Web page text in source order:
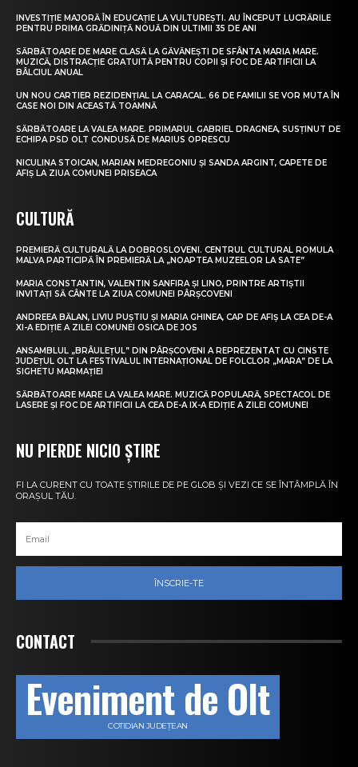
INVESTIȚIE MAJORĂ ÎN EDUCAȚIE LA VULTUREȘTI. AU ÎNCEPUT LUCRĂRILE
PENTRU PRIMA GRĂDINIȚĂ NOUĂ DIN ULTIMII 35 DE ANI
SĂRBĂTOARE DE MARE CLASĂ LA GĂVĂNEȘTI DE SFÂNTA MARIA MARE.
MUZICĂ, DISTRACȚIE GRATUITĂ PENTRU COPII ȘI FOC DE ARTIFICII LA
BÂLCIUL ANUAL
UN NOU CARTIER REZIDENȚIAL LA CARACAL. 66 DE FAMILII SE VOR MUTA ÎN
CASE NOI DIN ACEASTĂ TOAMNĂ
SĂRBĂTOARE LA VALEA MARE. PRIMARUL GABRIEL DRAGNEA, SUSȚINUT DE
ECHIPA PSD OLT CONDUSĂ DE MARIUS OPRESCU
NICULINA STOICAN, MARIAN MEDREGONIU ȘI SANDA ARGINT, CAPETE DE
AFIȘ LA ZIUA COMUNEI PRISEACA
CULTURĂ
PREMIERĂ CULTURALĂ LA DOBROSLOVENI. CENTRUL CULTURAL ROMULA
MALVA PARTICIPĂ ÎN PREMIERĂ LA „NOAPTEA MUZEELOR LA SATE”
MARIA CONSTANTIN, VALENTIN SANFIRA ȘI LINO, PRINTRE ARTIȘTII
INVITAȚI SĂ CÂNTE LA ZIUA COMUNEI PÂRȘCOVENI
ANDREEA BĂLAN, LIVIU PUȘTIU ȘI MARIA GHINEA, CAP DE AFIȘ LA CEA DE-A
XI-A EDIȚIE A ZILEI COMUNEI OSICA DE JOS
ANSAMBLUL „BRÂULEȚUL” DIN PÂRȘCOVENI A REPREZENTAT CU CINSTE
JUDEȚUL OLT LA FESTIVALUL INTERNAȚIONAL DE FOLCLOR „MARA” DE LA
SIGHETU MARMAȚIEI
SĂRBĂTOARE MARE LA VALEA MARE. MUZICĂ POPULARĂ, SPECTACOL DE
LASERE ȘI FOC DE ARTIFICII LA CEA DE-A IX-A EDIȚIE A ZILEI COMUNEI
NU PIERDE NICIO ȘTIRE
FI LA CURENT CU TOATE ȘTIRILE DE PE GLOB ȘI VEZI CE SE ÎNTÂMPLĂ ÎN
ORAȘUL TĂU.
ÎNSCRIE-TE
CONTACT
Eveniment de Olt
COTIDIAN JUDEȚEAN